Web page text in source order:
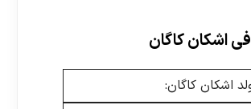
اشکان کاگان
اشکان کاگان: